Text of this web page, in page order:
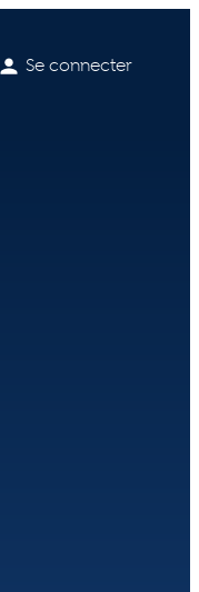
Se connecter